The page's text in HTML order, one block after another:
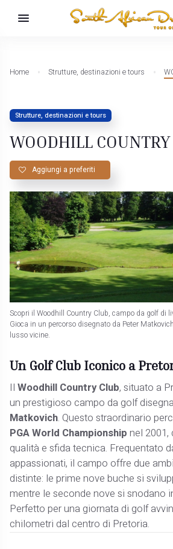
Home Strutture, destinazioni e tours
Strutture, destinazioni e tours
WOODHILL COUNTRY
Aggiungi a preferiti
Scopri il Woodhill Country Club, campo da golf di
Gioca in un percorso disegnato da Peter
lusso vicine.
Un Golf Club Iconico a
IlWoodhill Country Club, situato a
un prestigioso campo da golf
Matkovich. Questo straordinario
PGA World Championship nel 2001,
qualità e sfida tecnica. Frequentato
appassionati, il campo offre due
distinte: le prime nove buche si
mentre le seconde nove si snodano
Perfetto per una giornata di golf
chilometri dal centro di Pretoria.